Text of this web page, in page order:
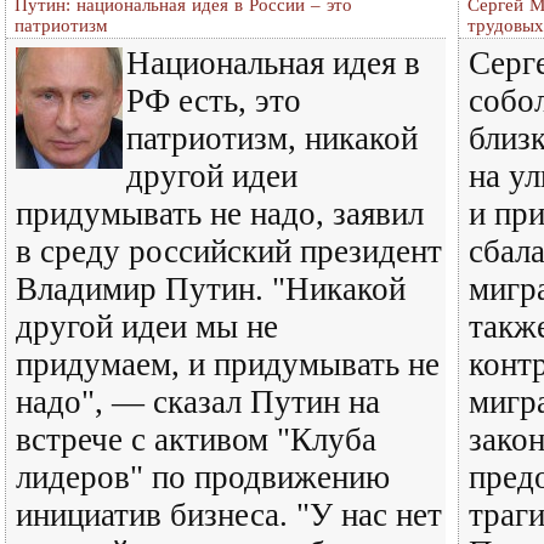
Путин: национальная идея в России – это
патриотизм
Национальная идея в
РФ есть, это
патриотизм, никакой
другой идеи
придумывать не надо, заявил
в среду российский президент
Владимир Путин. "Никакой
другой идеи мы не
придумаем, и придумывать не
надо", — сказал Путин на
встрече с активом "Клуба
лидеров" по продвижению
инициатив бизнеса. "У нас нет
Сергей
на
и